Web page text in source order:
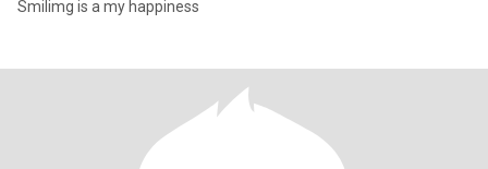
Smilimg is a my happiness